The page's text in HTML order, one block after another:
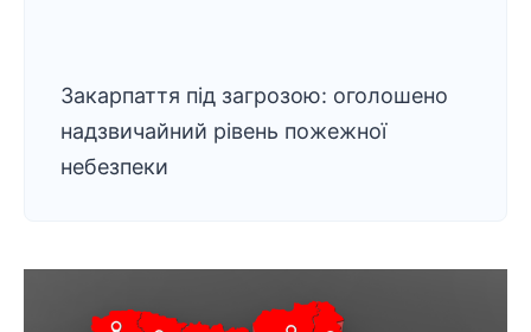
Закарпаття під загрозою: оголошено
надзвичайний рівень пожежної
небезпеки